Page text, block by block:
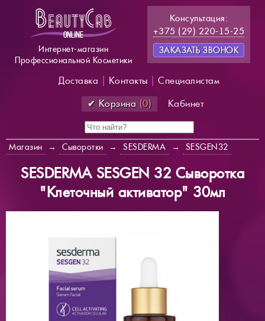
Интернет-магазин
Профессиональной Косметики
Консультация:
+375 (29) 220-15-25
ЗАКАЗАТЬ ЗВОНОК
Доставка Контакты
Специалистам
✔ Корзина (0) Кабинет
Магазин → Сыворотки → SESDERMA → SESGEN32
SESDERMA SESGEN 32 Сыворотка
"Клеточный активатор" 30мл